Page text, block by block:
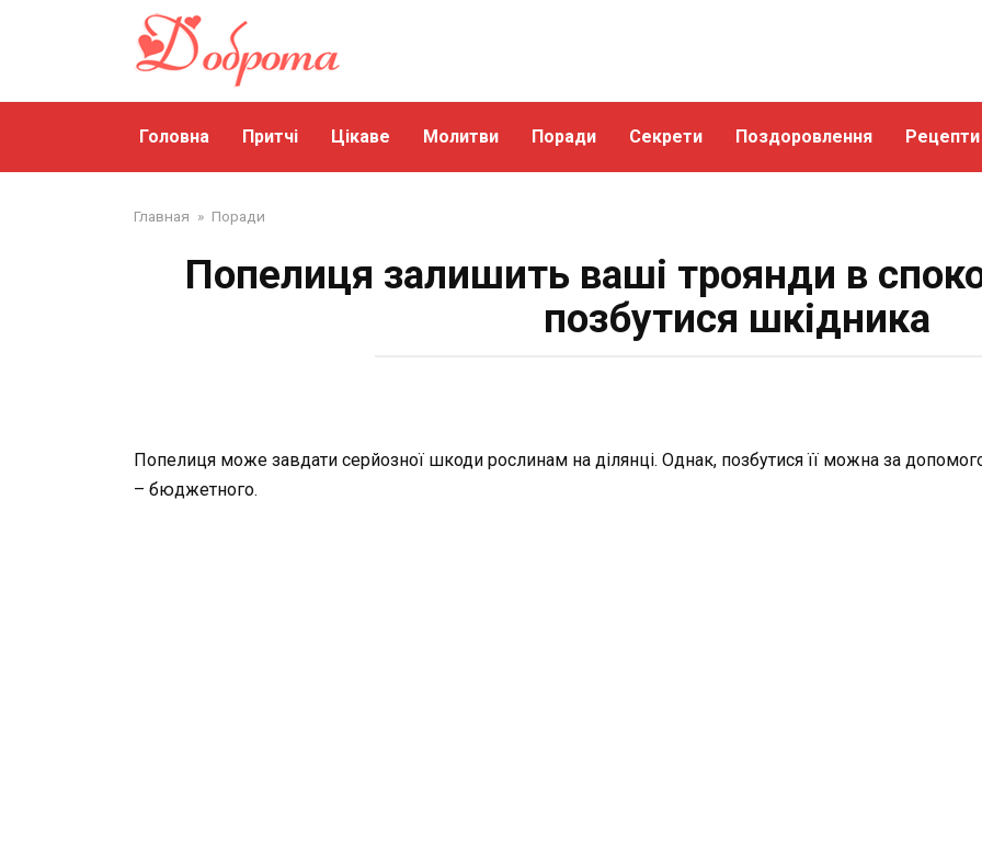
Головна Притчі Цікаве Молитви Поради Секрети Поздоровлення Рецепти
Главная » Поради
Попелиця залишить ваші троянди в
позбутися шкідника
Попелиця може завдати серйозної шкоди рослинам на ділянці. Однак, позбутися її можна за
– бюджетного.